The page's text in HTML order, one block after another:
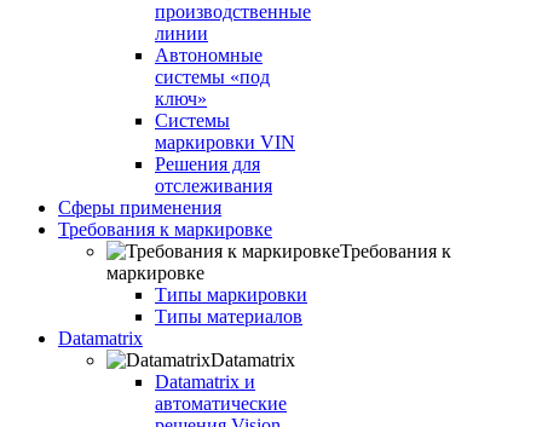
производственные
линии
Автономные
системы «под
ключ»
Системы
маркировки VIN
Решения для
отслеживания
Сферы применения
Требования к маркировке
Требования к
маркировке
Типы маркировки
Типы материалов
Datamatrix
Datamatrix
Datamatrix и
автоматические